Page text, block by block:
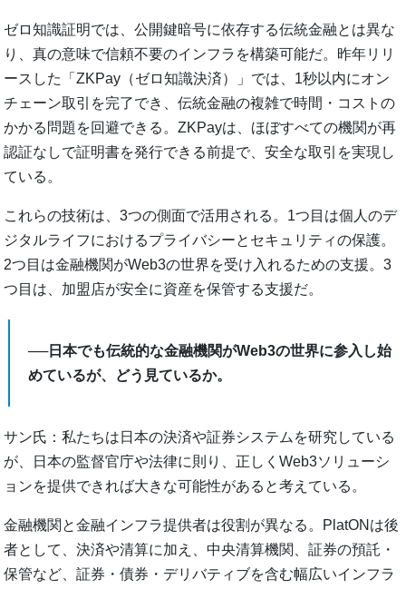
ゼロ知識証明では、公開鍵暗号に依存する伝統金融とは異な
り、真の意味で信頼不要のインフラを構築可能だ。昨年リリ
ースした「ZKPay（ゼロ知識決済）」では、1秒以内にオン
チェーン取引を完了でき、伝統金融の複雑で時間・コストの
かかる問題を回避できる。ZKPayは、ほぼすべての機関が再
認証なしで証明書を発行できる前提で、安全な取引を実現し
ている。
これらの技術は、3つの側面で活用される。1つ目は個人のデ
ジタルライフにおけるプライバシーとセキュリティの保護。
2つ目は金融機関がWeb3の世界を受け入れるための支援。3
つ目は、加盟店が安全に資産を保管する支援だ。
──日本でも伝統的な金融機関がWeb3の世界に参入し始
めているが、どう見ているか。
サン氏：私たちは日本の決済や証券システムを研究している
が、日本の監督官庁や法律に則り、正しくWeb3ソリューシ
ョンを提供できれば大きな可能性があると考えている。
金融機関と金融インフラ提供者は役割が異なる。PlatONは後
者として、決済や清算に加え、中央清算機関、証券の預託・
保管など、証券・債券・デリバティブを含む幅広いインフラ